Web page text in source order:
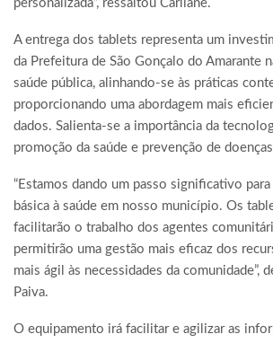
personalizada”, ressaltou Carliane.
A entrega dos tablets representa um
da Prefeitura de São Gonçalo do Amarante
saúde pública, alinhando-se às práticas
proporcionando uma abordagem mais
dados. Salienta-se a importância da
promoção da saúde e prevenção de
“Estamos dando um passo significativo
básica à saúde em nosso município. Os
facilitarão o trabalho dos agentes
permitirão uma gestão mais eficaz dos
mais ágil às necessidades da comunidade”,
Paiva.
O equipamento irá facilitar e agilizar as